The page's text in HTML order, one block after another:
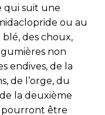
qui suit une
ou au
des choux,
non
endives, de la
de l’orge, du
la deuxième
pourront être